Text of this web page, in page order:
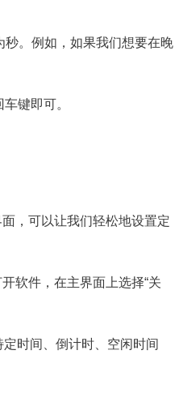
。例如，如果我们想要在晚
键即可。
，可以让我们轻松地设置定
软件，在主界面上选择“关
时间、倒计时、空闲时间